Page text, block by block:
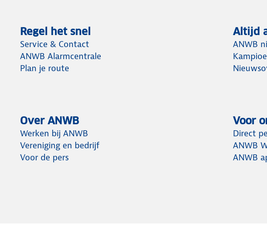
Regel het snel
Service & Contact
ANWB Alarmcentrale
Plan je route
Altijd
ANWB
Over ANWB
Werken bij ANWB
Vereniging en bedrijf
Voor de pers
Voor
Direct
ANWB
ANWB